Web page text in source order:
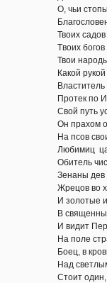
О, чьи стопы
Твоих садов
Tвоих богов
Твои народы и
Какой рукой
Властитель
Протек по
Свой путь
Он прахом
На псов своих
Любимиц
Обитель чистую
Зенаны дев он
Жрецов во
И золотые их
В священные
И видит Пери
На поле
Боец, в крови,
Над светлым
Стоит один, и